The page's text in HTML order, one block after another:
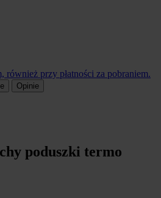
również przy płatności za pobraniem.
Opinie
poduszki termo